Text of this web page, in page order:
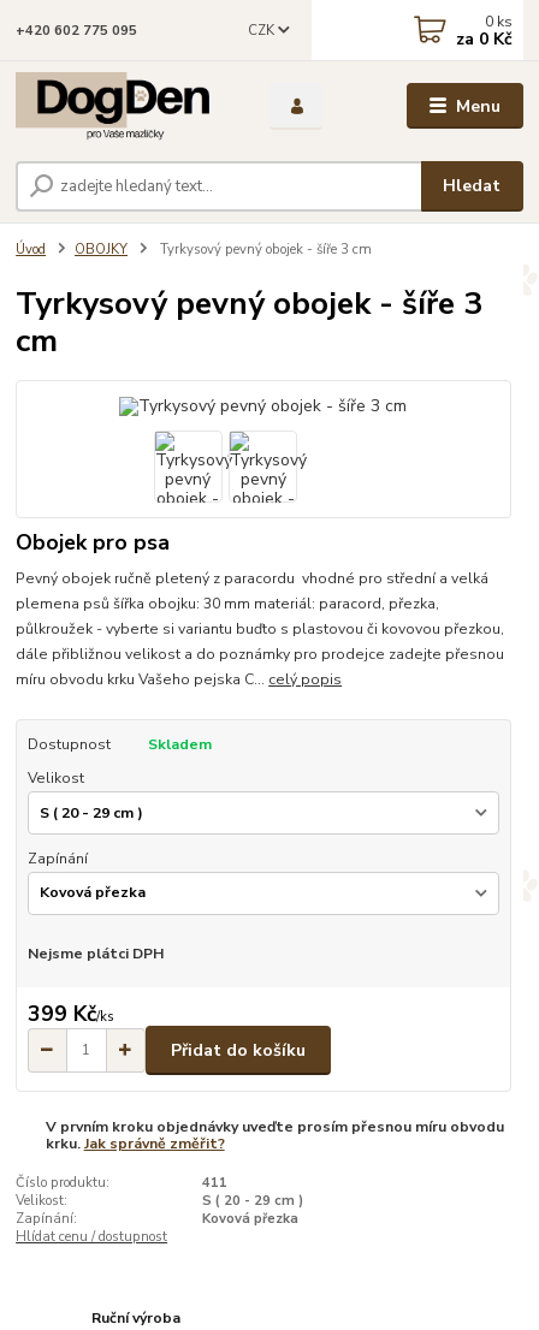
Menu
CZK
Hledat
+420 602 775 095 0 ks
za 0 Kč
Úvod OBOJKY Tyrkysový pevný obojek - šíře 3 cm
Tyrkysový pevný obojek - šíře 3
cm
Obojek pro psa
Pevný obojek ručně pletený z paracordu vhodné pro střední a velká
plemena psů šířka obojku: 30 mm materiál: paracord, přezka,
půlkroužek - vyberte si variantu buďto s plastovou či kovovou přezkou,
dále přibližnou velikost a do poznámky pro prodejce zadejte přesnou
míru obvodu krku Vašeho pejska C... celý popis
Dostupnost
Skladem
Velikost
Zapínání
Nejsme plátci DPH
399 Kč/ks
Přidat do košíku
V prvním kroku objednávky uveďte prosím přesnou míru obvodu
krku.Jak správně změřit?
Číslo produktu:
411
Velikost:
S ( 20 - 29 cm )
Zapínání:
Kovová přezka
Hlídat cenu / dostupnost
Ruční výroba